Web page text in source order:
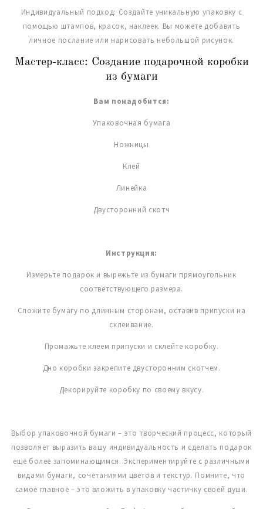
Индивидуальный подход: Создайте уникальную упаковку с
помощью штампов, красок, наклеек. Вы можете добавить
личное послание или нарисовать небольшой рисунок.
Мастер-класс: Создание подарочной коробки
из бумаги
Вам понадобится:
Упаковочная бумага
Ножницы
Клей
Линейка
Двусторонний скотч
Инструкция:
Измерьте подарок и вырежьте из бумаги прямоугольник
соответствующего размера.
Сложите бумагу по длинным сторонам, оставив припуски на
склеивание.
Промажьте клеем припуски и склейте коробку.
Дно коробки закрепите двусторонним скотчем.
Декорируйте коробку по своему вкусу.
Выбор упаковочной бумаги – это творческий процесс, который
позволяет выразить вашу индивидуальность и сделать подарок
еще более запоминающимся. Экспериментируйте с различными
видами бумаги, сочетаниями цветов и текстур. Помните, что
самое главное – это вложить в упаковку частичку своей души.